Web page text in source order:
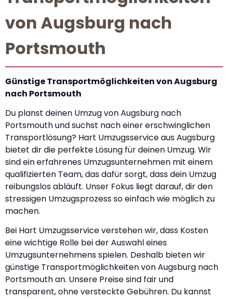
von Augsburg nach
Portsmouth
Günstige Transportmöglichkeiten von Augsburg
nach Portsmouth
Du planst deinen Umzug von Augsburg nach
Portsmouth und suchst nach einer erschwinglichen
Transportlösung? Hart Umzugsservice aus Augsburg
bietet dir die perfekte Lösung für deinen Umzug. Wir
sind ein erfahrenes Umzugsunternehmen mit einem
qualifizierten Team, das dafür sorgt, dass dein Umzug
reibungslos abläuft. Unser Fokus liegt darauf, dir den
stressigen Umzugsprozess so einfach wie möglich zu
machen.
Bei Hart Umzugsservice verstehen wir, dass Kosten
eine wichtige Rolle bei der Auswahl eines
Umzugsunternehmens spielen. Deshalb bieten wir
günstige Transportmöglichkeiten von Augsburg nach
Portsmouth an. Unsere Preise sind fair und
transparent, ohne versteckte Gebühren. Du kannst